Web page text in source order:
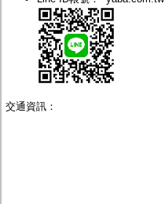
網路線
懶人線.同軸線.花線
線頭.插座.延長線.HDMI線
集線盒.防水盒.配線盒
變壓器.避雷器
轉接頭
行車紀錄器.車用插座配件
交通資訊：